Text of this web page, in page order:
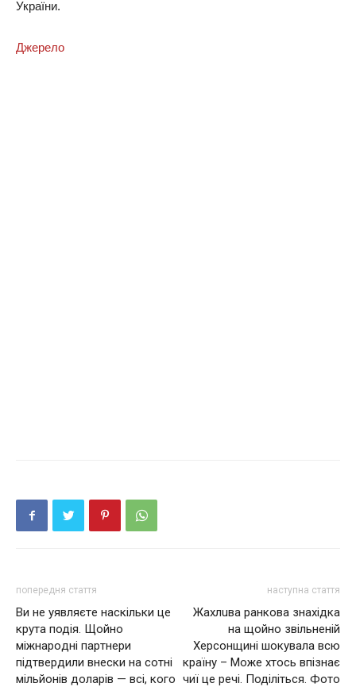
України.
Джерело
попередня стаття
Ви нe yявляєтe наскільки це
крута подія. Щойно
мiжнapoднi пapтнepи
пiдтвepдили внecки нa сотні
мiльйoнів дoлapiв — вci, кoгo
наступна стаття
Жахлuва ранкова знахідка
на щойно звільненій
Херсонщині шокувала всю
країну – Може хтось впізнає
чиї це речі. Поділіться. Фото